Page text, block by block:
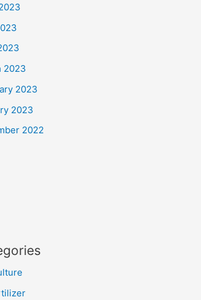
2023
2023
2023
2022